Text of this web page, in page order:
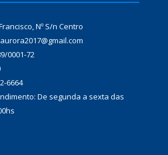
Nº S/n Centro
0001-72
6664
De segunda a sexta das